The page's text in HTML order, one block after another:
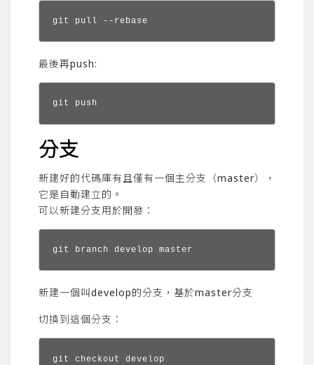
git pull --rebase
最後再push:
git push
分支
新建好的代碼庫有且僅有一個主分支（master），
它是自動建立的。
可以新建分支用於開發：
git branch develop master
新建一個叫develop的分支，基於master分支
切換到這個分支：
git checkout develop